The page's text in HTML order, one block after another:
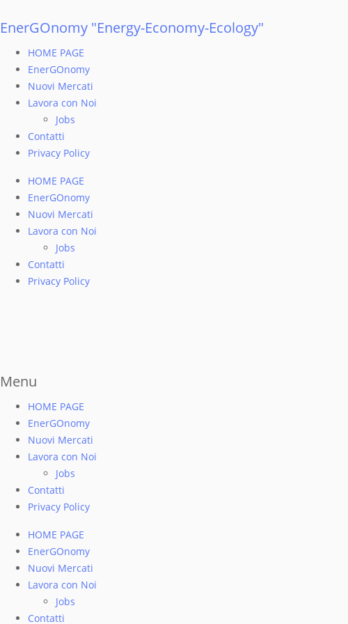
al
EnerGOnomy "Energy-Economy-Ecology"
HOME PAGE
EnerGOnomy
Nuovi Mercati
Lavora con Noi
Jobs
Contatti
Privacy Policy
HOME PAGE
EnerGOnomy
Nuovi Mercati
Lavora con Noi
Jobs
Contatti
Privacy Policy
Menu
HOME PAGE
EnerGOnomy
Nuovi Mercati
Lavora con Noi
Jobs
Contatti
Privacy Policy
HOME PAGE
EnerGOnomy
Nuovi Mercati
Lavora con Noi
Jobs
Contatti